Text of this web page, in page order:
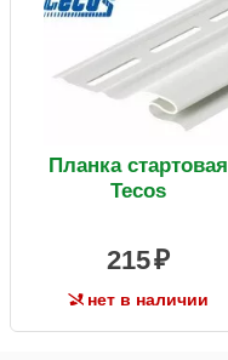
Планка стартовая
Tecos
215
нет в наличии